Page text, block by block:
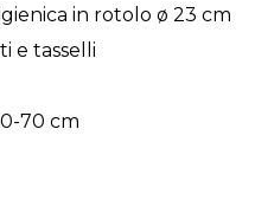
in rotolo ø 23 cm
e tasselli
70 cm